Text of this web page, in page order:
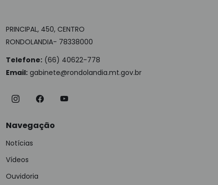
PRINCIPAL, 450, CENTRO
RONDOLANDIA- 78338000
Telefone: (66) 40622-778
Email: gabinete@rondolandia.mt.gov.br
Navegação
Notícias
Vídeos
Ouvidoria